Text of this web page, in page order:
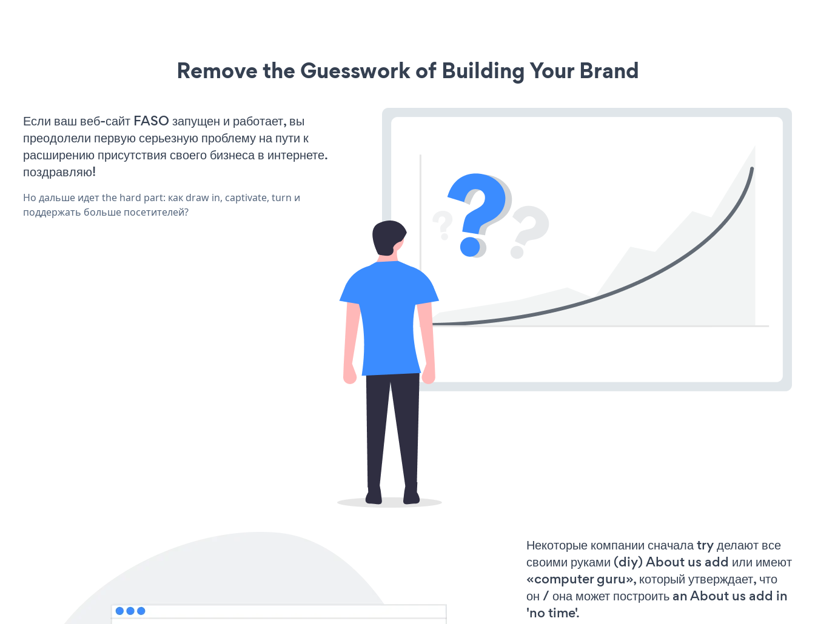
Remove the Guesswork of Building Your Brand
Если ваш веб-сайт FASO запущен и работает, вы
преодолели первую серьезную проблему на пути к
расширению присутствия своего бизнеса в интернете.
поздравляю!
Но дальше идет the hard part: как draw in, captivate, turn и
поддержать больше посетителей?
Некоторые компании сначала try делают все
своими руками (diy) About us add или имеют
«computer guru», который утверждает, что
он / она может построить an About us add in
'no time'.